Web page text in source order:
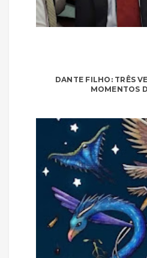
DANTE FILHO: TRÊS
MOMENTOS